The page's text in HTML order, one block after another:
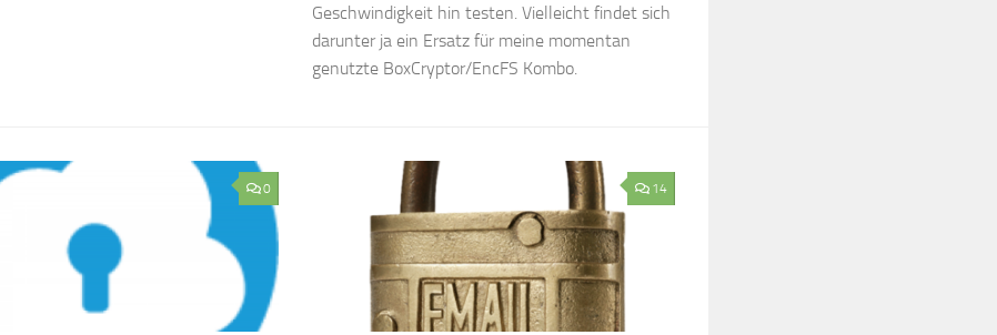
Geschwindigkeit hin testen. Vielleicht findet sich
darunter ja ein Ersatz für meine momentan
genutzte BoxCryptor/EncFS Kombo.
0 14